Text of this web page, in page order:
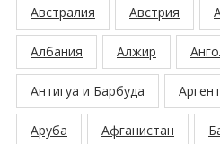
Австралия Австрия
Албания Алжир
Антигуа и Барбуда
Аруба Афганистан